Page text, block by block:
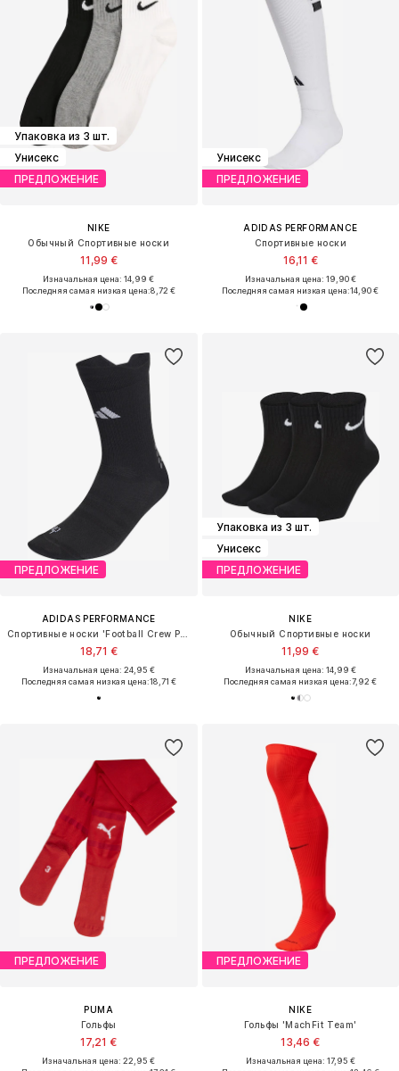
Упаковка из 3 шт.
Унисекс
ПРЕДЛОЖЕНИЕ
NIKE
Обычный Спортивные носки
11,99 €
Изначальная цена: 14,99 €
Последняя самая низкая цена:8,72 €
Унисекс
ПРЕДЛОЖЕНИЕ
ADIDAS PERFORMANCE
Спортивные носки
16,11 €
Изначальная цена: 19,90 €
Последняя самая низкая цена:14,90 €
ПРЕДЛОЖЕНИЕ
ADIDAS PERFORMANCE
18,71 €
Изначальная цена: 24,95 €
Последняя самая низкая цена:18,71 €
Упаковка из 3 шт.
Унисекс
ПРЕДЛОЖЕНИЕ
NIKE
Обычный Спортивные носки
11,99 €
Изначальная цена: 14,99 €
Последняя самая низкая цена:7,92 €
ПРЕДЛОЖЕНИЕ
PUMA
Гольфы
17,21 €
Изначальная цена: 22,95 €
ПРЕДЛОЖЕНИЕ
NIKE
Гольфы 'MachFit Team'
13,46 €
Изначальная цена: 17,95 €